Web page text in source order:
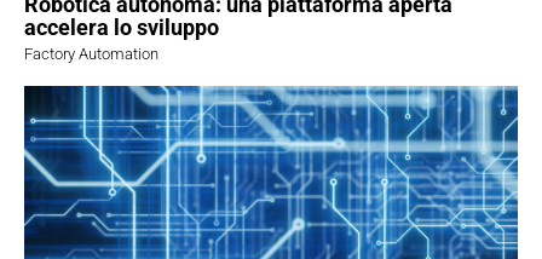
accelera lo sviluppo
Factory Automation